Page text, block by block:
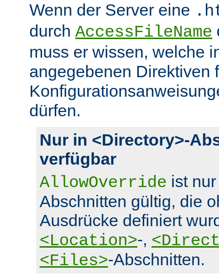
Wenn der Server eine
durch AccessFileName
muss er wissen, welche
angegebenen Direktiven
dürfen.
Nur in <Directory>-
verfügbar
AllowOverride ist
Abschnitten gültig, die
Ausdrücke definiert
<Location>-,
<Files>-Abschnitten.